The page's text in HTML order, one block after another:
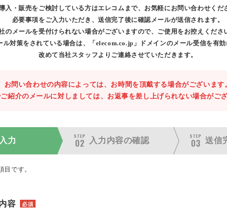
入・販売をご検討している方はエレコムまで、お気軽にお問い合わせくだ
必要事項をご入力いただき、送信完了後に確認メールが送信されます。
のメールを受付けられない場合がございますので、ご使用をお控えくださ
ル対策をされている場合は、「elecom.co.jp」ドメインのメール受信を有効
改めて当社スタッフよりご連絡させていただきます。
お問い合わせの内容によっては、お時間を頂戴する場合がございます
紹介のメールに対しましては、お返事を差し上げられない場合がござ
力
STEP
02 入力内容の確認
STEP
03 送信
目です。
容 必須